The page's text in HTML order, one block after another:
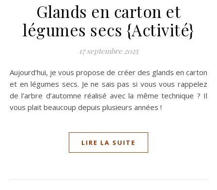
Glands en carton et
légumes secs {Activité}
17 septembre 2025
Aujourd’hui, je vous propose de créer des glands en carton
et en légumes secs. Je ne sais pas si vous vous rappelez
de l’arbre d’automne réalisé avec la même technique ? Il
vous plait beaucoup depuis plusieurs années !
LIRE LA SUITE